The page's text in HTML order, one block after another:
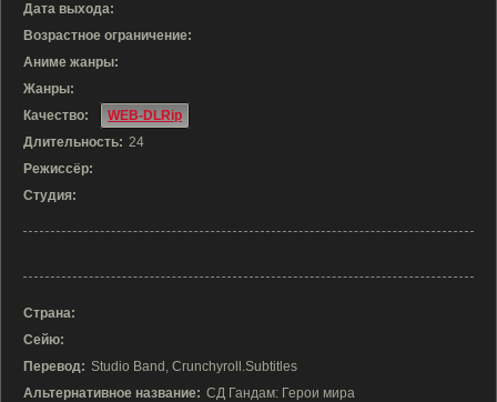
Дата выхода:
Возрастное ограничение:
Аниме жанры:
Жанры:
Качество:
WEB-DLRip
Длительность: 24
Режиссёр:
Студия:
Страна:
Сейю:
Перевод: Studio Band, Crunchyroll.Subtitles
Альтернативное название: СД Гандам: Герои мира